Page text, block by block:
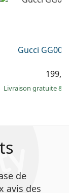
Gucci
Livraison gratuite&
de
avis des